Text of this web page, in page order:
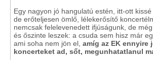
Egy nagyon jó hangulatú estén, itt-ott
de erőteljesen ömlő, lélekerősítő
nemcsak felelevenedett ifjúságunk, de még
és őszinte leszek: a csuda sem hisz már
ami soha nem jön el, amíg az EK ennyire
koncerteket ad, sőt, megunhatatlanul